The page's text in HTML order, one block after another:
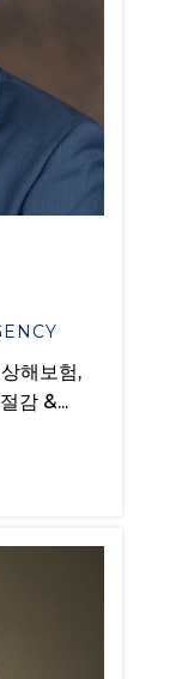
해보험,
감 &...